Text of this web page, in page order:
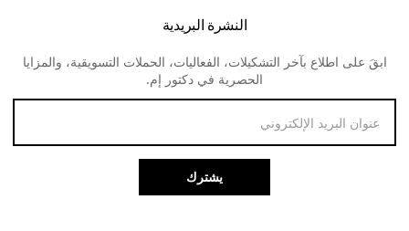
طرق الدفع
خدمة العملاء
النشرة البريدية
ابقَ على اطلاع بآخر التشكيلات، الفعاليات، الحملات التسويقية، والمزايا
الحصرية في دكتور إم.
يشترك